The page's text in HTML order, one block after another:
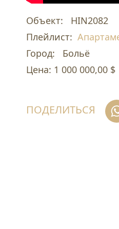
Объект:
HIN2082
Плейлист:
Город:
Больё
Цена: 1 000 000,00 $
ПОДЕЛИТЬСЯ